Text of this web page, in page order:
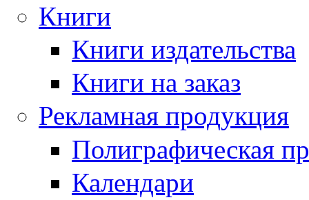
Книги
Книги издательства
Книги на заказ
Рекламная продукция
Полиграфическая
Календари